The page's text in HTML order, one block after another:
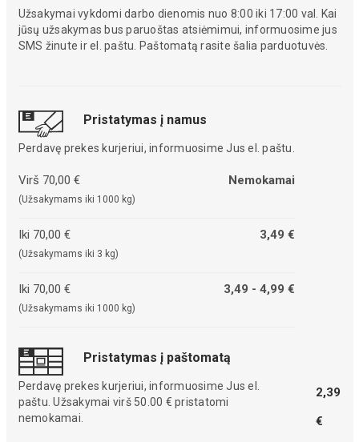
Užsakymai vykdomi darbo dienomis nuo 8:00 iki 17:00 val. Kai
jūsų užsakymas bus paruoštas atsiėmimui, informuosime jus
SMS žinute ir el. paštu. Paštomatą rasite šalia parduotuvės.
Pristatymas į namus
Perdavę prekes kurjeriui, informuosime Jus el. paštu.
Virš 70,00 €
(Užsakymams iki 1000 kg)
Nemokamai
Iki 70,00 €
(Užsakymams iki 3 kg)
3,49 €
Iki 70,00 €
(Užsakymams iki 1000 kg)
3,49 - 4,99 €
Pristatymas į paštomatą
Perdavę prekes kurjeriui, informuosime Jus el.
paštu. Užsakymai virš 50.00 € pristatomi
nemokamai.
2,39
€